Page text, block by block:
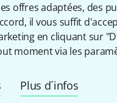
offres adaptées, des
il vous suffit
en cliquant sur
moment via les
Plus d´infos
à votre disposition
après achat.